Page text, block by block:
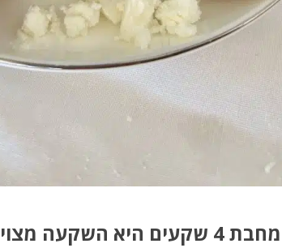
מצוינת למטבח שלך?